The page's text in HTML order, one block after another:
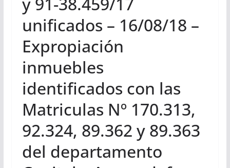
unificados – 16/08/18 –
Expropiación
inmuebles
identificados con las
Matriculas Nº 170.313,
92.324, 89.362 y 89.363
del departamento